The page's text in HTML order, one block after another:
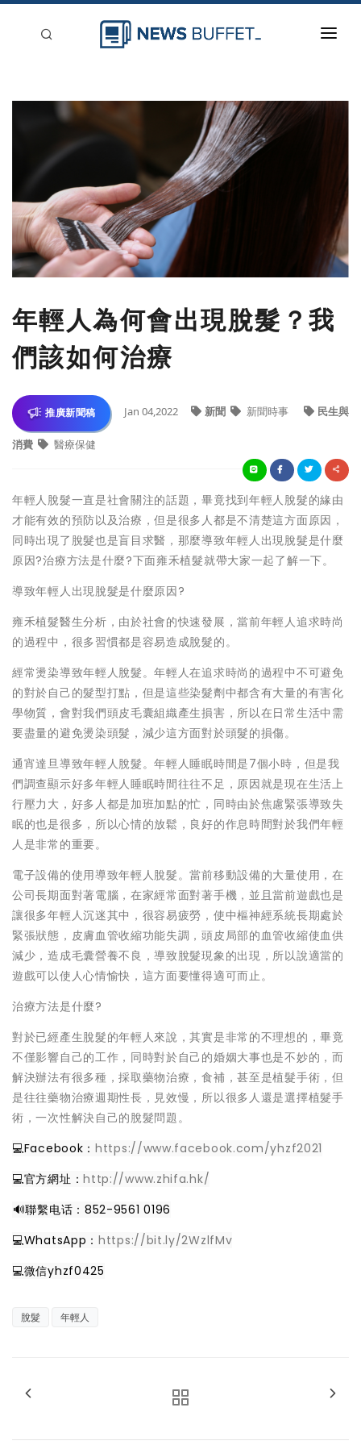
新聞稿分類
年輕人為何會出現脫髮？我
們該如何治療
推廣新聞稿 Jan 04,2022 新聞 新聞時事 民生與
消費 醫療保健
年輕人脫髮一直是社會關注的話題，畢竟找到年輕人脫髮的緣由
才能有效的預防以及治療，但是很多人都是不清楚這方面原因，
同時出現了脫髮也是盲目求醫，那麼導致年輕人出現脫髮是什麼
原因?治療方法是什麼?下面雍禾植髮就帶大家一起了解一下。
導致年輕人出現脫髮是什麼原因?
雍禾植髮醫生分析，由於社會的快速發展，當前年輕人追求時尚
的過程中，很多習慣都是容易造成脫髮的。
經常燙染導致年輕人脫髮。年輕人在追求時尚的過程中不可避免
的對於自己的髮型打點，但是這些染髮劑中都含有大量的有害化
學物質，會對我們頭皮毛囊組織產生損害，所以在日常生活中需
要盡量的避免燙染頭髮，減少這方面對於頭髮的損傷。
通宵達旦導致年輕人脫髮。年輕人睡眠時間是7個小時，但是我
們調查顯示好多年輕人睡眠時間往往不足，原因就是現在生活上
行壓力大，好多人都是加班加點的忙，同時由於焦慮緊張導致失
眠的也是很多，所以心情的放鬆，良好的作息時間對於我們年輕
人是非常的重要。
電子設備的使用導致年輕人脫髮。當前移動設備的大量使用，在
公司長期面對著電腦，在家經常面對著手機，並且當前遊戲也是
讓很多年輕人沉迷其中，很容易疲勞，使中樞神經系統長期處於
緊張狀態，皮膚血管收縮功能失調，頭皮局部的血管收縮使血供
減少，造成毛囊營養不良，導致脫髮現象的出現，所以說適當的
遊戲可以使人心情愉快，這方面要懂得適可而止。
治療方法是什麼?
對於已經產生脫髮的年輕人來說，其實是非常的不理想的，畢竟
不僅影響自己的工作，同時對於自己的婚姻大事也是不妙的，而
解決辦法有很多種，採取藥物治療，食補，甚至是植髮手術，但
是往往藥物治療週期性長，見效慢，所以很多人還是選擇植髮手
術，一次性解決自己的脫髮問題。
💻Facebook： https://www.facebook.com/yhzf2021
💻官方網址：http://www.zhifa.hk/
️🔊聯繫电话：852-9561 0196
💻WhatsApp： https://bit.ly/2WzlfMv
💻微信yhzf0425
脫髮 年輕人